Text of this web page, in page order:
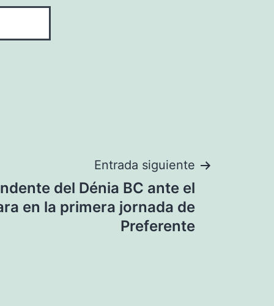
Entrada siguiente
del Dénia BC ante el
en la primera jornada de
Preferente